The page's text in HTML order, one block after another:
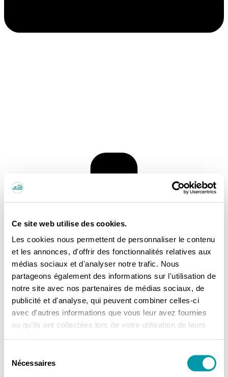
Ce site web utilise des cookies.
Les cookies nous permettent de personnaliser le contenu
et les annonces, d'offrir des fonctionnalités relatives aux
médias sociaux et d'analyser notre trafic. Nous
partageons également des informations sur l'utilisation de
notre site avec nos partenaires de médias sociaux, de
publicité et d'analyse, qui peuvent combiner celles-ci
avec d'autres informations que vous leur avez fournies
ou qu'ils ont collectées lors de votre utilisation de leurs
Nécessaires